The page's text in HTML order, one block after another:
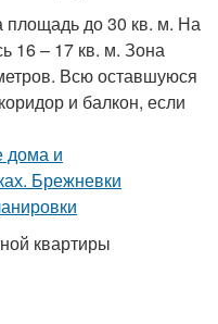
площадь до 30 кв. м. На
16 – 17 кв. м. Зона
Всю оставшуюся
и балкон, если
квартиры